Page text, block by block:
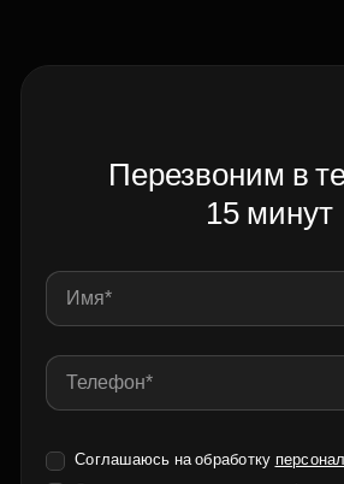
Перезвоним в
15 минут
Соглашаюсь на обработку